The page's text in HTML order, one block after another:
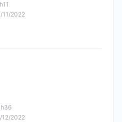
11/2022
12/2022